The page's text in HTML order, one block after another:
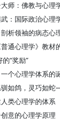
师：佛教与心理
：国际政治心理学
析领袖的病态心
通心理学》教材
“奖励”
个心理学体系的
鸽，灵巧如蛇——基督
类心理学的体系
意的心理学原理